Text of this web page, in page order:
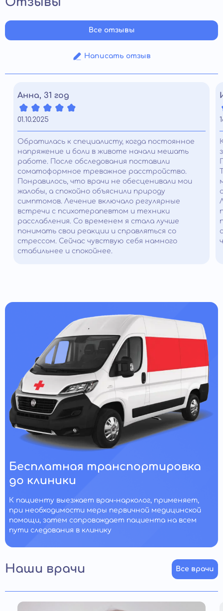
Написать отзыв
Все отзывы
Анна, 31 год
01.10.2025
Обратилась к специалисту, когда постоянное
напряжение и боли в животе начали мешать
работе. После обследования поставили
соматоформное тревожное расстройство.
Понравилось, что врачи не обесценивали мои
жалобы, а спокойно объяснили природу
симптомов. Лечение включало регулярные
встречи с психотерапевтом и техники
расслабления. Со временем я стала лучше
понимать свои реакции и справляться со
стрессом. Сейчас чувствую себя намного
стабильнее и спокойнее.
Бесплатная транспортировка
до клиники
К пациенту выезжает врач-нарколог, применяет,
при необходимости меры первичной медицинской
помощи, затем сопровождает пациента на всем
пути следования в клинику
Наши врачи Все врачи